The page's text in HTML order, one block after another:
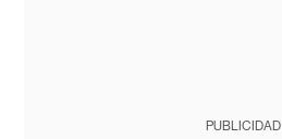
PUBLICIDAD